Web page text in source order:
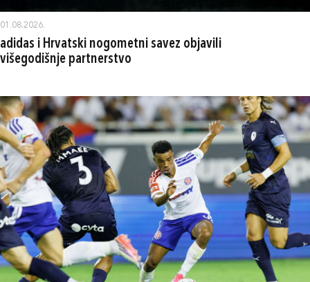
01.08.2026.
adidas i Hrvatski nogometni savez objavili
višegodišnje partnerstvo